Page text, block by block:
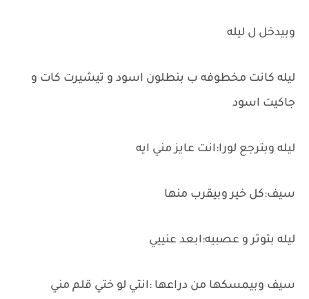
وبيدخل ل ليله
ليله كانت مخطوفه ب بنطلون اسود و تيشيرت كات و
جاكيت اسود
ليله وبترجع لورا:انت عايز مني ايه
سيف:كل خير وبيقرب منها
ليله بتوتر و عصبيه:ابعد عنييي
سيف وبيمسكها من دراعها :انتي لو ختي قلم مني